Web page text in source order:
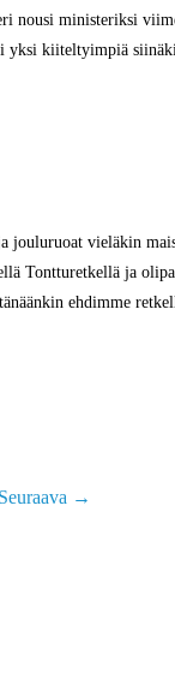
nousi ministeriksi
kiiteltyimpiä
vieläkin
Tontturetkellä ja
ehdimme
Seuraava →